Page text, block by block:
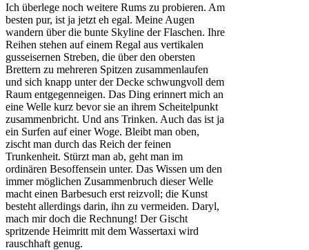
Ich überlege noch weitere Rums zu probieren. Am
besten pur, ist ja jetzt eh egal. Meine Augen
wandern über die bunte Skyline der Flaschen. Ihre
Reihen stehen auf einem Regal aus vertikalen
gusseisernen Streben, die über den obersten
Brettern zu mehreren Spitzen zusammenlaufen
und sich knapp unter der Decke schwungvoll dem
Raum entgegenneigen. Das Ding erinnert mich an
eine Welle kurz bevor sie an ihrem Scheitelpunkt
zusammenbricht. Und ans Trinken. Auch das ist ja
ein Surfen auf einer Woge. Bleibt man oben,
zischt man durch das Reich der feinen
Trunkenheit. Stürzt man ab, geht man im
ordinären Besoffensein unter. Das Wissen um den
immer möglichen Zusammenbruch dieser Welle
macht einen Barbesuch erst reizvoll; die Kunst
besteht allerdings darin, ihn zu vermeiden. Daryl,
mach mir doch die Rechnung! Der Gischt
spritzende Heimritt mit dem Wassertaxi wird
rauschhaft genug.